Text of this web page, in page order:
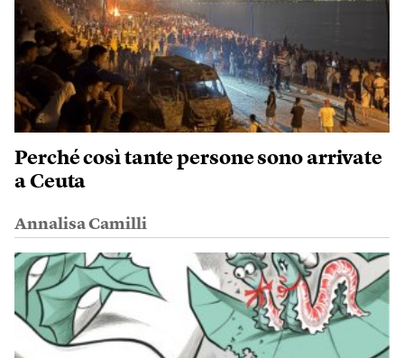
Perché così tante persone sono arrivate
a Ceuta
Annalisa Camilli